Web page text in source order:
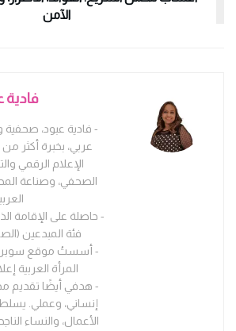
الآمن
فادية
- فادية عبود،
الإعلام الرقمي
الصحفي، وصناعة
- حاصلة على الإقامة
فئة المبدعين
- أسستُ موقع سوبر
المرأة العربية
- هدفي أيضًا تقديم
إنساني، وعملي.
الأعمال، والنساء